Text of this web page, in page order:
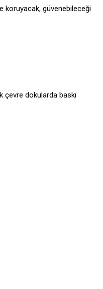
koruyacak, güvenebileceği
çevre dokularda baskı